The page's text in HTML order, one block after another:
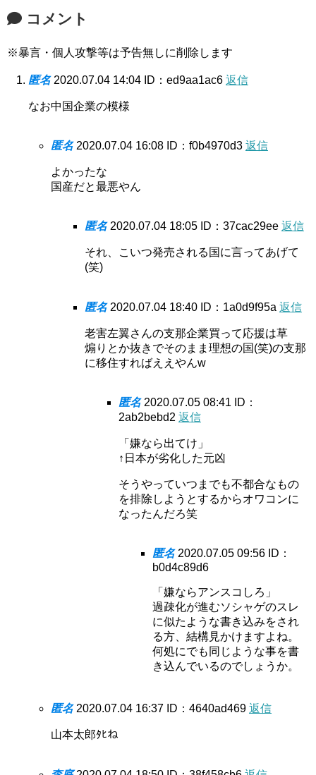
コメント
※暴言・個人攻撃等は予告無しに削除します
匿名 2020.07.04 14:04 ID：ed9aa1ac6 返信
なお中国企業の模様
匿名 2020.07.04 16:08 ID：f0b4970d3 返信
よかったな
国産だと最悪やん
匿名 2020.07.04 18:05 ID：37cac29ee 返信
それ、こいつ発売される国に言ってあげて
(笑)
匿名 2020.07.04 18:40 ID：1a0d9f95a 返信
老害左翼さんの支那企業買って応援は草
煽りとか抜きでそのまま理想の国(笑)の支那
に移住すればええやんw
匿名 2020.07.05 08:41
ID：
2ab2bebd2 返信
「嫌なら出てけ」
↑日本が劣化した元凶
そうやっていつまでも不都合なもの
を排除しようとするからオワコンに
なったんだろ笑
匿名 2020.07.05 09:56 ID：
b0d4c89d6
「嫌ならアンスコしろ」
過疎化が進むソシャゲのスレ
に似たような書き込みをされ
る方、結構見かけますよね。
何処にでも同じような事を書
き込んでいるのでしょうか。
匿名 2020.07.04 16:37 ID：4640ad469 返信
山本太郎ﾀﾋね